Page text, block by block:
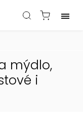
mýdlo,
i